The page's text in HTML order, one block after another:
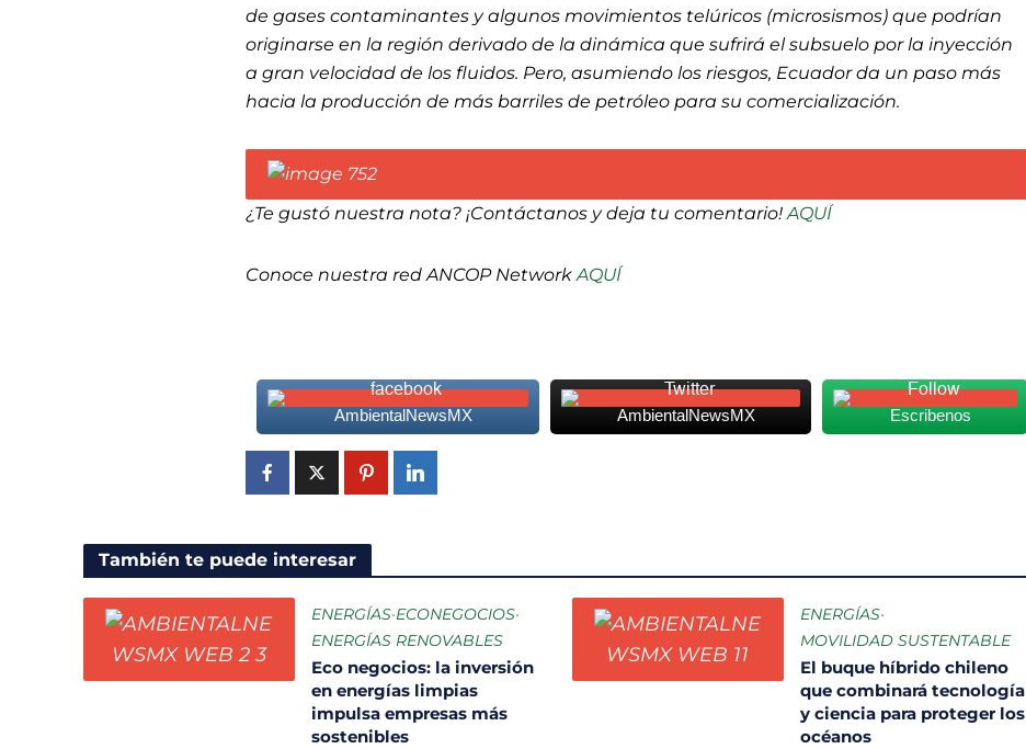
de gases contaminantes y algunos movimientos telúricos (microsismos) que podrían
originarse en la región derivado de la dinámica que sufrirá el subsuelo por la inyección
a gran velocidad de los fluidos. Pero, asumiendo los riesgos, Ecuador da un paso más
hacia la producción de más barriles de petróleo para su comercialización.
¿Te gustó nuestra nota? ¡Contáctanos y deja tu comentario!AQUÍ
Conoce nuestra red ANCOP NetworkAQUÍ
AmbientalNewsMX AmbientalNewsMX Escribenos
También te puede interesar
ENERGÍAS•ECONEGOCIOS•
ENERGÍAS RENOVABLES
Eco negocios: la inversión
en energías limpias
impulsa empresas más
sostenibles
ENERGÍAS•
MOVILIDAD SUSTENTABLE
El buque híbrido chileno
que combinará tecnología
y ciencia para proteger los
océanos